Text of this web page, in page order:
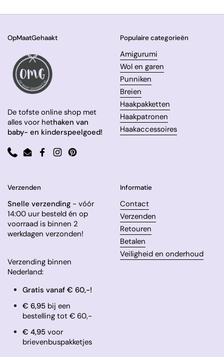
OpMaatGehaakt
De tofste online shop met
alles voor hethaken van
baby- en kinderspeelgoed!
PhoneEmailFacebook
InstagramPinterest
Populaire categorieën
Amigurumi
Wol en garen
Punniken
Breien
Haakpakketten
Haakpatronen
Haakaccessoires
Verzenden
Snelle verzending - vóór
14:00 uur besteld én op
voorraad is binnen 2
werkdagen verzonden!
Verzending binnen
Nederland:
Gratis vanaf € 60,-!
€ 6,95 bij een
bestelling tot € 60,-
​€ 4,95 voor
brievenbuspakketjes
Informatie
Contact
Verzenden
Retouren
Betalen
Veiligheid en onderhoud